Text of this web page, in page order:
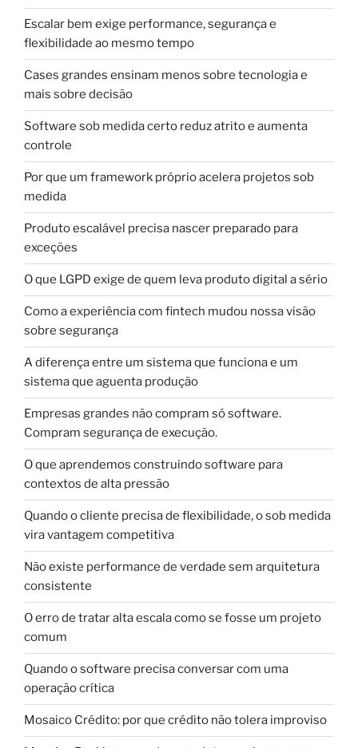
Escalar bem exige performance, segurança e
flexibilidade ao mesmo tempo
Cases grandes ensinam menos sobre tecnologia e
mais sobre decisão
Software sob medida certo reduz atrito e aumenta
controle
Por que um framework próprio acelera projetos sob
medida
Produto escalável precisa nascer preparado para
exceções
O que LGPD exige de quem leva produto digital a sério
Como a experiência com fintech mudou nossa visão
sobre segurança
A diferença entre um sistema que funciona e um
sistema que aguenta produção
Empresas grandes não compram só software.
Compram segurança de execução.
O que aprendemos construindo software para
contextos de alta pressão
Quando o cliente precisa de flexibilidade, o sob medida
vira vantagem competitiva
Não existe performance de verdade sem arquitetura
consistente
O erro de tratar alta escala como se fosse um projeto
comum
Quando o software precisa conversar com uma
operação crítica
Mosaico Crédito: por que crédito não tolera improviso